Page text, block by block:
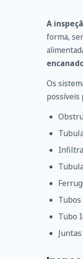
A
forma,
Os
possíveis
Tubo